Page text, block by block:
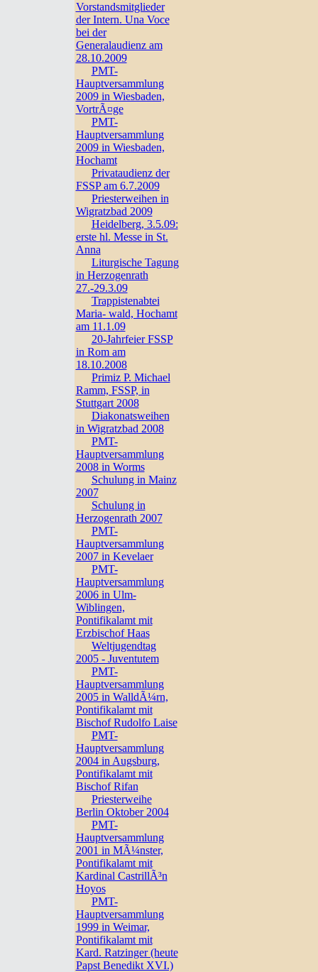
Vorstandsmitglieder
der Intern. Una Voce
bei der
Generalaudienz am
28.10.2009
PMT-
Hauptversammlung
2009 in Wiesbaden,
VortrÃ¤ge
PMT-
Hauptversammlung
2009 in Wiesbaden,
Hochamt
Privataudienz der
FSSP am 6.7.2009
Priesterweihen in
Wigratzbad 2009
Heidelberg, 3.5.09:
erste hl. Messe in St.
Anna
Liturgische Tagung
in Herzogenrath
27.-29.3.09
Trappistenabtei
Maria- wald, Hochamt
am 11.1.09
20-Jahrfeier FSSP
in Rom am
18.10.2008
Primiz P. Michael
Ramm, FSSP, in
Stuttgart 2008
Diakonatsweihen
in Wigratzbad 2008
PMT-
Hauptversammlung
2008 in Worms
Schulung in Mainz
2007
Schulung in
Herzogenrath 2007
PMT-
Hauptversammlung
2007 in Kevelaer
PMT-
Hauptversammlung
2006 in Ulm-
Wiblingen,
Pontifikalamt mit
Erzbischof Haas
Weltjugendtag
2005 - Juventutem
PMT-
Hauptversammlung
2005 in WalldÃ¼rn,
Pontifikalamt mit
Bischof Rudolfo Laise
PMT-
Hauptversammlung
2004 in Augsburg,
Pontifikalamt mit
Bischof Rifan
Priesterweihe
Berlin Oktober 2004
PMT-
Hauptversammlung
2001 in MÃ¼nster,
Pontifikalamt mit
Kardinal CastrillÃ³n
Hoyos
PMT-
Hauptversammlung
1999 in Weimar,
Pontifikalamt mit
Kard. Ratzinger (heute
Papst Benedikt XVI.)